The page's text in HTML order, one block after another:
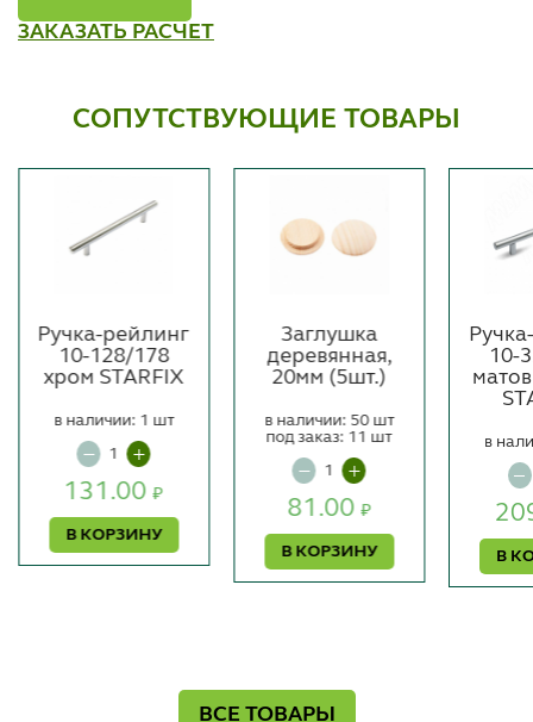
ЗАКАЗАТЬ РАСЧЕТ
СОПУТСТВУЮЩИЕ ТОВАРЫ
Ручка-рейлинг
10-128/178
хром STARFIX
131.00₽
В КОРЗИНУ
в наличии: 1 шт
Заглушка
деревянная,
20мм (5шт.)
81.00₽
В КОРЗИНУ
в наличии: 50 шт
под заказ: 11 шт
10-
В
в
ВСЕ ТОВАРЫ